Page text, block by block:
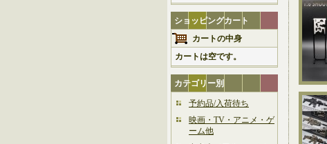
ショッピングカート
カートの中身
カートは空です。
カテゴリー別
予約品/入荷待ち
映画・TV・アニメ・ゲ
ーム他